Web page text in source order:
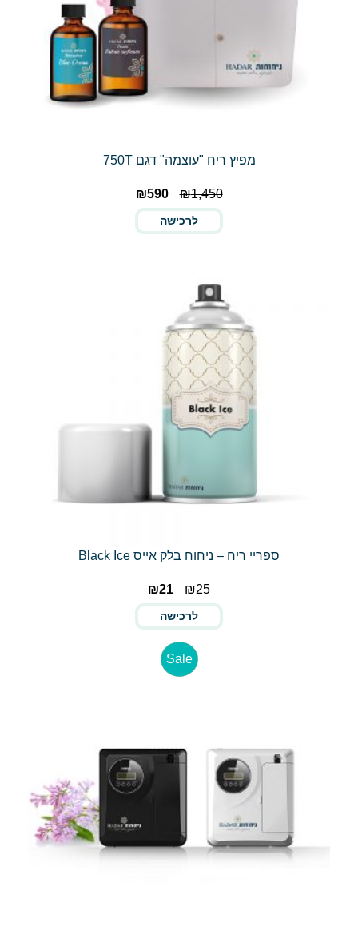
מפיץ ריח "עוצמה" דגם 750T
₪1,450
₪590
לרכישה
ספריי ריח – ניחוח בלק אייס Black Ice
₪25
₪21
לרכישה
Sale